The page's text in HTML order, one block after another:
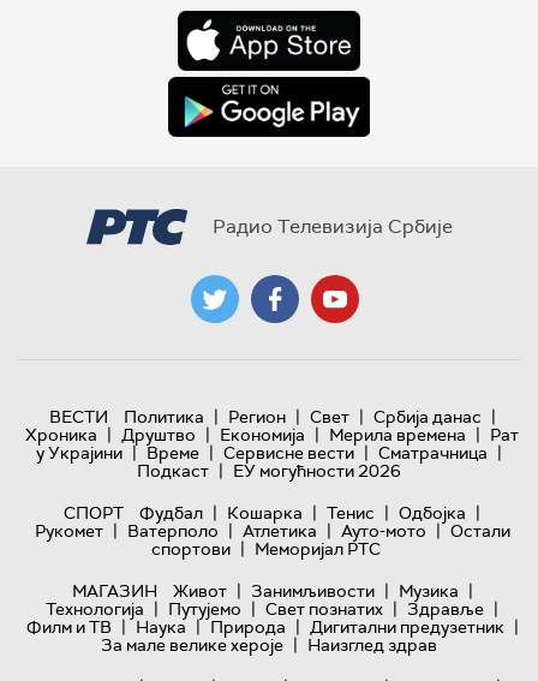
Радио Телевизија Србије
ВЕСТИ Политика | Регион | Свет | Србија данас |
Хроника | Друштво | Економија | Мерила времена | Рат
у Украјини | Време | Сервисне вести | Сматрачница |
Подкаст | ЕУ могућности 2026
СПОРТ
Фудбал | Кошарка | Тенис | Одбојка |
Рукомет | Ватерполо | Атлетика | Ауто-мото | Остали
спортови | Меморијал РТС
МАГАЗИН
Живот | Занимљивости | Музика |
Технологијa | Путујемо | Свет познатих | Здравље |
Филм и ТВ | Наука | Природа | Дигитални предузетник |
За мале велике хероје | Наизглед здрав